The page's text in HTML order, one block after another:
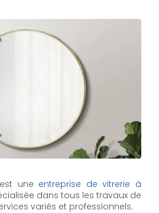
est une entreprise de vitrerie à
dans tous les travaux de
variés et professionnels.